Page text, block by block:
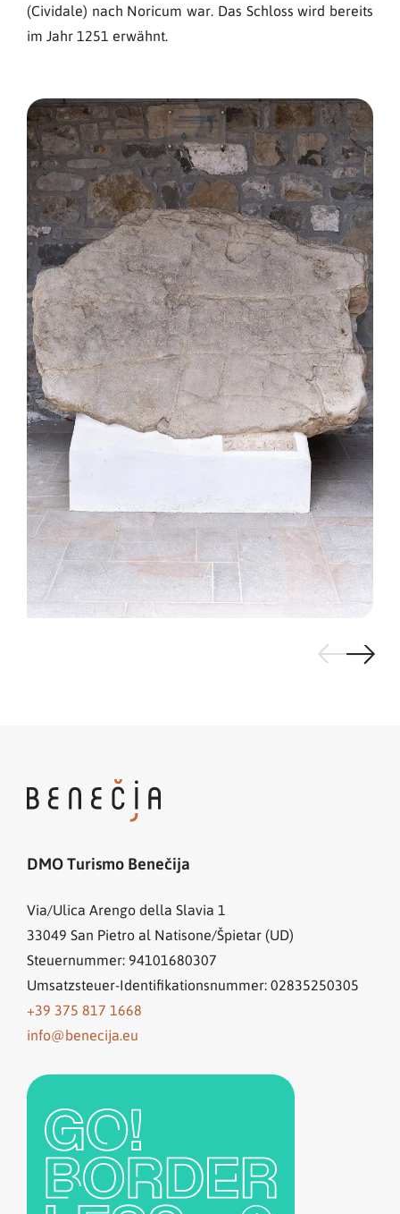
(Cividale) nach Noricum war. Das Schloss wird bereits
im Jahr 1251 erwähnt.
DMO Turismo Benečija
Via/Ulica Arengo della Slavia 1
33049 San Pietro al Natisone/Špietar (UD)
Steuernummer: 94101680307
Umsatzsteuer-Identifikationsnummer: 02835250305
+39 375 817 1668
info@benecija.eu